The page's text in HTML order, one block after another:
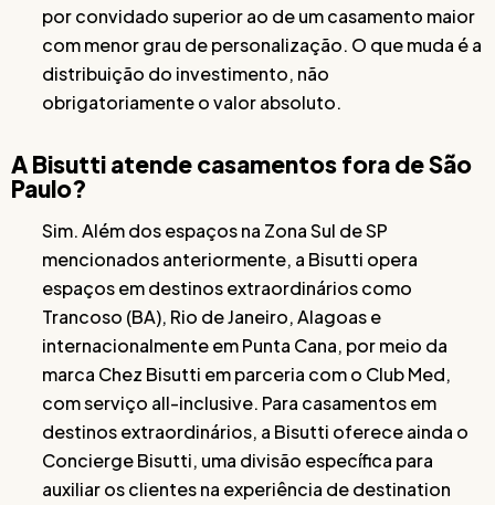
por convidado superior ao de um casamento maior
com menor grau de personalização. O que muda é a
distribuição do investimento, não
obrigatoriamente o valor absoluto.
A Bisutti atende casamentos fora de São
Paulo?
Sim. Além dos espaços na Zona Sul de SP
mencionados anteriormente, a Bisutti opera
espaços em destinos extraordinários como
Trancoso (BA), Rio de Janeiro, Alagoas e
internacionalmente em Punta Cana, por meio da
marca Chez Bisutti em parceria com o Club Med,
com serviço all-inclusive. Para casamentos em
destinos extraordinários, a Bisutti oferece ainda o
Concierge Bisutti, uma divisão específica para
auxiliar os clientes na experiência de destination